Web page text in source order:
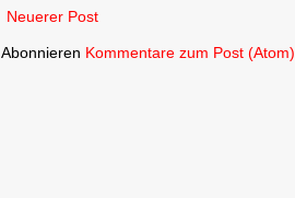
Neuerer Post
Abonnieren Kommentare zum Post (Atom)